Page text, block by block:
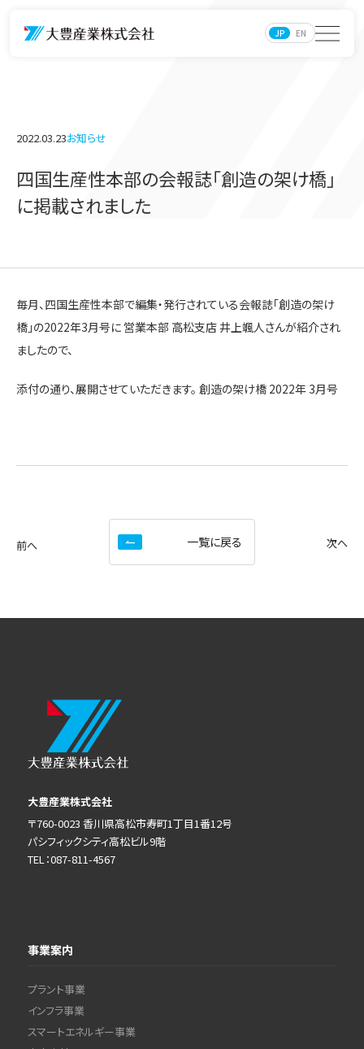
JP EN
2022.03.23お知らせ
四国生産性本部の会報誌「創造の架け橋」
に掲載されました
毎月、四国生産性本部で編集・発行されている会報誌「創造の架け
橋」の2022年3月号に 営業本部 高松支店 井上颯人さんが紹介され
ましたので、
添付の通り、展開させていただきます。 創造の架け橋 2022年 3月号
前へ 一覧に戻る 次へ
大豊産業株式会社
〒760-0023 香川県高松市寿町1丁目1番12号
パシフィックシティ高松ビル9階
TEL：087-811-4567
事業案内
プラント事業
インフラ事業
スマートエネルギー事業